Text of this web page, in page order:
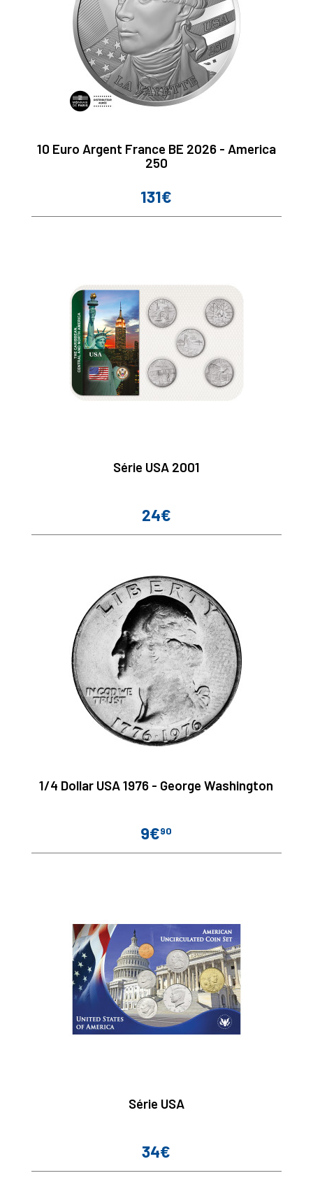
10 Euro Argent France BE 2026 - America
250
Prix
131€
Série USA 2001
Prix
24€
1/4 Dollar USA 1976 - George Washington
Prix
9€90
Série USA
Prix
34€